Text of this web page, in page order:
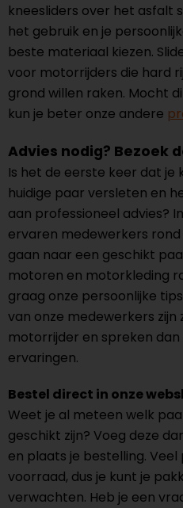
kneesliders over het asfalt
het gebruik en je
beste materiaal kiezen.
voor motorrijders die hard
grond willen raken. Mocht
kun je beter onze andere
Advies nodig? Bezoek
Is het de eerste keer dat je
huidige paar versleten en
aan professioneel advies?
ervaren medewerkers
gaan naar een geschikt
motoren en motorkleding
graag onze persoonlijke
van onze medewerkers zijn
motorrijder en spreken
ervaringen.
Bestel direct in onze
Weet je al meteen welk
geschikt zijn? Voeg deze
en plaats je bestelling.
voorraad, dus je kunt je
verwachten. Heb je een